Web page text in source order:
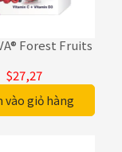
Forest Fruits
$27,27
vào giỏ hàng